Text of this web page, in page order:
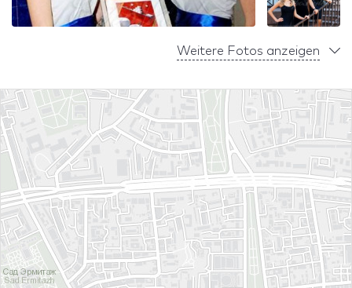
Weitere Fotos anzeigen